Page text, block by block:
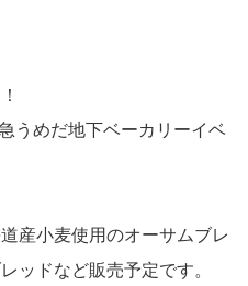
うめだ地下ベーカリーイベ
産小麦使用のオーサムブレ
ッドなど販売予定です。